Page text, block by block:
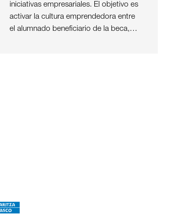
iniciativas empresariales. El objetivo es
activar la cultura emprendedora entre
el alumnado beneficiario de la beca,…